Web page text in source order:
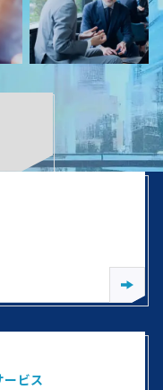
ービス